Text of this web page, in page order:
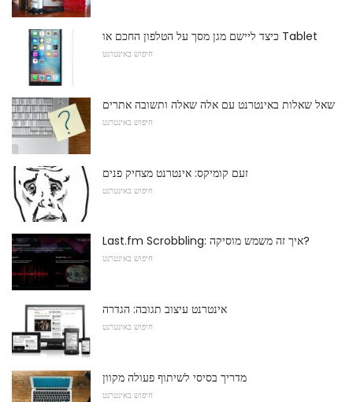
כיצד ליישם מגן מסך על הטלפון החכם או Tablet
חיפוש באינטרנט
שאל שאלות באינטרנט עם אלה שאלה ותשובה אתרים
חיפוש באינטרנט
זעם קומיקס: אינטרנט מצחיק פנים
חיפוש באינטרנט
Last.fm Scrobbling: איך זה משמש מוסיקה?
חיפוש באינטרנט
אינטרנט עיצוב תגובה: הגדרה
חיפוש באינטרנט
מדריך בסיסי לשיתוף פעולה מקוון
חיפוש באינטרנט